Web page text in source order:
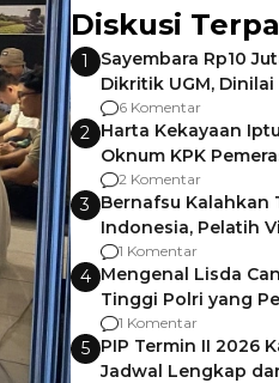
Diskusi
1
Sayembara Rp10
Dikritik UGM, Dinilai
Gagalnya Negara
6 Komentar
2 Harta Kekayaan
Oknum KPK
Pemalang
2 Komentar
3 Bernafsu Kalahkan
Indonesia, Pelatih
Berencana Pakai
1 Komentar
4 Mengenal Lisda
Tinggi Polri yang
Usai Jadi Brigjen
1 Komentar
5 PIP Termin II 2026
Jadwal Lengkap